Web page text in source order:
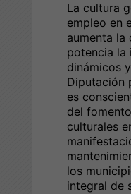
La cultura
empleo en
aumenta la
potencia la
dinámicos
Diputación
es
del
culturales
los
integral de